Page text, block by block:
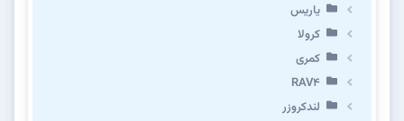
یاریس
کرولا
کمری
RAV4
لندکروزر